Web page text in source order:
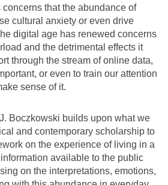
that the abundance of
cultural anxiety or even drive
digital age has renewed concerns
and the detrimental effects it
through the stream of online data,
or even to train our attention
sense of it.
Boczkowski builds upon what we
and contemporary scholarship to
on the experience of living in a
available to the public
on the interpretations, emotions,